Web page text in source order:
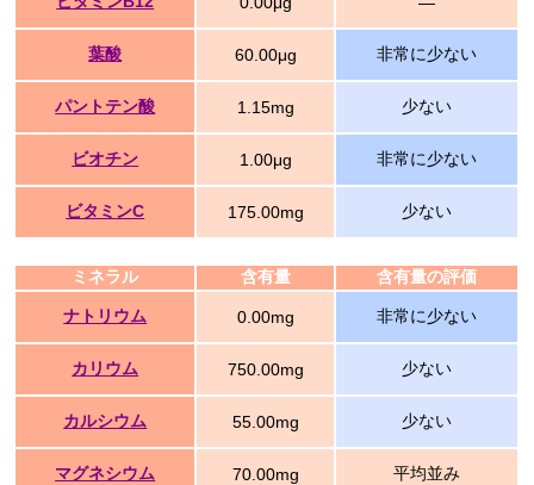
葉酸 60.00μg 非常に少ない
パントテン酸 1.15mg 少ない
ビオチン 1.00μg 非常に少ない
ビタミンC 175.00mg 少ない
ミネラル 含有量 含有量の評価
ナトリウム 0.00mg 非常に少ない
カリウム 750.00mg 少ない
カルシウム 55.00mg 少ない
マグネシウム 70.00mg 平均並み